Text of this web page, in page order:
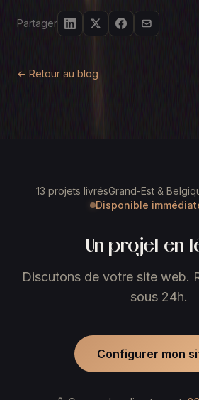
Partager
← Retour au blog
13 projets livrésGrand-Est &
Disponible
Un projet en
Discutons de votre site web.
sous 24h.
Configurer mon